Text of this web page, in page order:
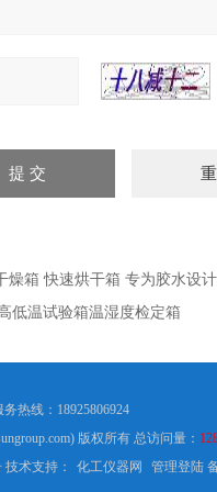
燥箱 快速烘干箱 专为胶水设计
低温试验箱温湿度检定箱
热线：18925806924
版权所有 总访问量：
术支持：
化工仪器网 管理登陆